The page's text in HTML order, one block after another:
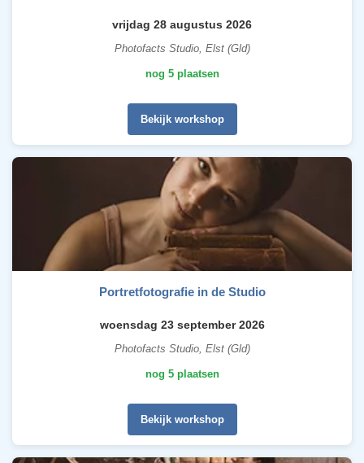
vrijdag 28 augustus 2026
Photofacts Studio, Elst (Gld)
nog 5 plaatsen
Bekijk workshop
Portretfotografie in de Studio
woensdag 23 september 2026
Photofacts Studio, Elst (Gld)
nog 5 plaatsen
Bekijk workshop